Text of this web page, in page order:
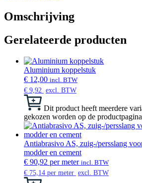
Omschrijving
Gerelateerde producten
Aluminium koppelstuk
€ 12,00 incl. BTW
€ 9,92 excl. BTW
Dit product heeft meerdere
gekozen worden op de productpagina
Antiabrasivo AS, zuig-/persslang
modder en cement
€ 90,92 per meter incl. BTW
€ 75,14 per meter excl. BTW